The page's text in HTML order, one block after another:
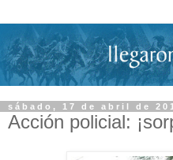
sábado, 17 de abril de
Acción policial: